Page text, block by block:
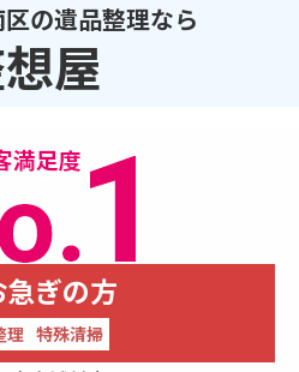
の遺品整理なら
屋
急ぎの方
理 特殊清掃